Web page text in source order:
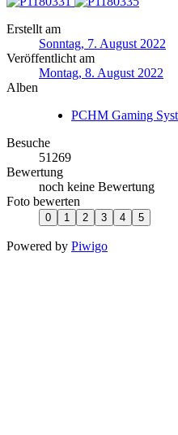
Erstellt am
Sonntag, 7. August 2022
Veröffentlicht am
Montag, 8. August 2022
Alben
PCHM Gaming
Besuche
51269
Bewertung
noch keine Bewertung
Foto bewerten
Powered by Piwigo